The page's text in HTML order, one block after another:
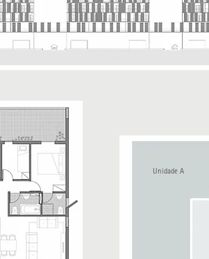
Unidade A